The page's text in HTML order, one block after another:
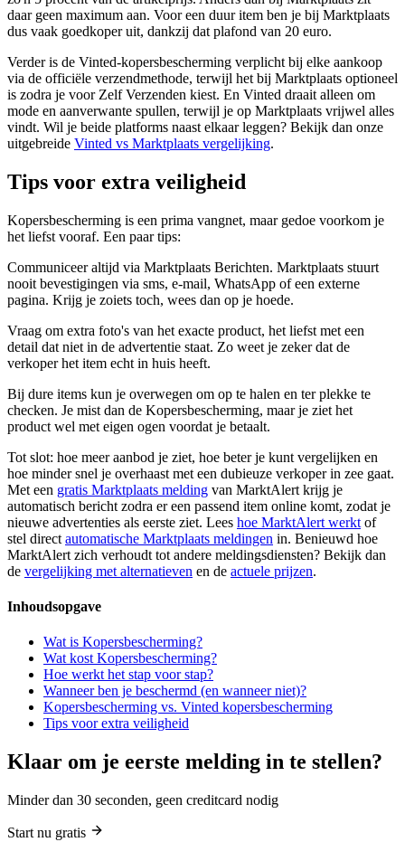
daar geen maximum aan. Voor een duur item ben je bij Marktplaats
dus vaak goedkoper uit, dankzij dat plafond van 20 euro.
Verder is de Vinted-kopersbescherming verplicht bij elke aankoop
via de officiële verzendmethode, terwijl het bij Marktplaats optioneel
is zodra je voor Zelf Verzenden kiest. En Vinted draait alleen om
mode en aanverwante spullen, terwijl je op Marktplaats vrijwel alles
vindt. Wil je beide platforms naast elkaar leggen? Bekijk dan onze
uitgebreide Vinted vs Marktplaats vergelijking.
Tips voor extra veiligheid
Kopersbescherming is een prima vangnet, maar gedoe voorkom je
het liefst vooraf. Een paar tips:
Communiceer altijd via Marktplaats Berichten. Marktplaats stuurt
nooit bevestigingen via sms, e-mail, WhatsApp of een externe
pagina. Krijg je zoiets toch, wees dan op je hoede.
Vraag om extra foto's van het exacte product, het liefst met een
detail dat niet in de advertentie staat. Zo weet je zeker dat de
verkoper het item echt in huis heeft.
Bij dure items kun je overwegen om op te halen en ter plekke te
checken. Je mist dan de Kopersbescherming, maar je ziet het
product wel met eigen ogen voordat je betaalt.
Tot slot: hoe meer aanbod je ziet, hoe beter je kunt vergelijken en
hoe minder snel je overhaast met een dubieuze verkoper in zee gaat.
Met een gratis Marktplaats melding van MarktAlert krijg je
automatisch bericht zodra er een passend item online komt, zodat je
nieuwe advertenties als eerste ziet. Lees hoe MarktAlert werkt of
stel direct automatische Marktplaats meldingen in. Benieuwd hoe
MarktAlert zich verhoudt tot andere meldingsdiensten? Bekijk dan
de vergelijking met alternatieven en de actuele prijzen.
Inhoudsopgave
Wat is Kopersbescherming?
Wat kost Kopersbescherming?
Hoe werkt het stap voor stap?
Wanneer ben je beschermd (en wanneer niet)?
Kopersbescherming vs. Vinted kopersbescherming
Tips voor extra veiligheid
Klaar om je eerste melding in te stellen?
Minder dan 30 seconden, geen creditcard nodig
Start nu gratis